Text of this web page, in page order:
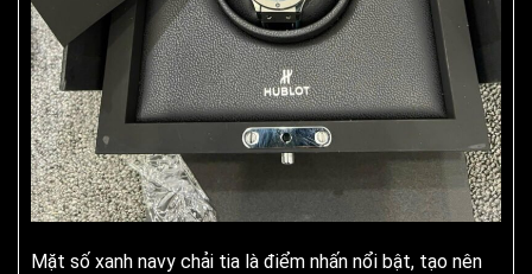
Mặt số xanh navy chải tia là điểm nhấn nổi bật, tạo nên